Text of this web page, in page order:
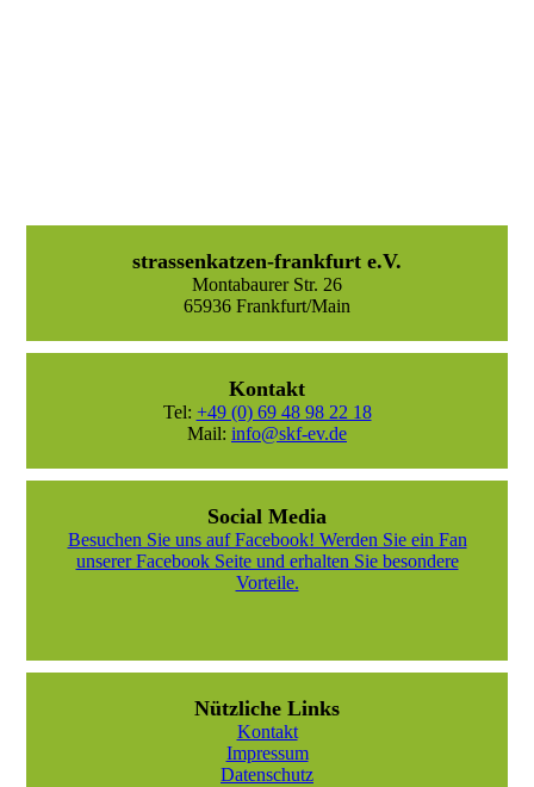
strassenkatzen-frankfurt e.V.
Montabaurer Str. 26
65936 Frankfurt/Main
Kontakt
Tel: +49 (0) 69 48 98 22 18
Mail: info@skf-ev.de
Social Media
Besuchen Sie uns auf Facebook! Werden Sie ein Fan
unserer Facebook Seite und erhalten Sie besondere
Vorteile.
Nützliche Links
Kontakt
Impressum
Datenschutz